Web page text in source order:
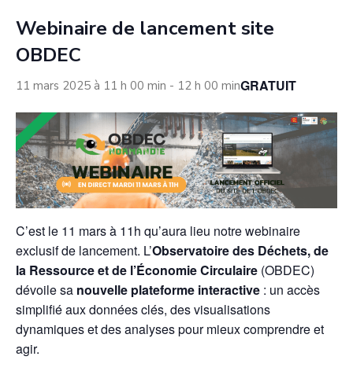
Webinaire de lancement site
OBDEC
11 mars 2025 à 11 h 00 min - 12 h 00 minGRATUIT
C’est le 11 mars à 11h qu’aura lieu notre webinaire
exclusif de lancement. L’Observatoire des Déchets, de
la Ressource et de l’Économie Circulaire (OBDEC)
dévoile sa nouvelle plateforme interactive : un accès
simplifié aux données clés, des visualisations
dynamiques et des analyses pour mieux comprendre et
agir.